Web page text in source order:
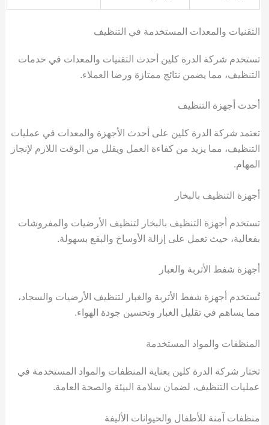
التقنيات والمعدات المستخدمة في التنظيف
تستخدم شركة الدرة كلين أحدث التقنيات والمعدات في خدمات
التنظيف، مما يضمن نتائج ممتازة ورضا العملاء.
أحدث أجهزة التنظيف
تعتمد شركة الدرة كلين على أحدث الأجهزة والمعدات في عمليات
التنظيف، مما يزيد من كفاءة العمل ويقلل من الوقت اللازم لإنجاز
المهام.
أجهزة التنظيف بالبخار
تستخدم أجهزة التنظيف بالبخار لتنظيف الأرضيات والمفروشات
بفعالية، حيث تعمل على إزالة الأوساخ والبقع بسهولة.
أجهزة شفط الأتربة والغبار
تُستخدم أجهزة شفط الأتربة والغبار لتنظيف الأرضيات والسجاد،
مما يساهم في تقليل الغبار وتحسين جودة الهواء.
المنظفات والمواد المستخدمة
تختار شركة الدرة كلين بعناية المنظفات والمواد المستخدمة في
عمليات التنظيف، لضمان سلامة البيئة والصحة العامة.
منظفات آمنة للأطفال والحيوانات الأليفة